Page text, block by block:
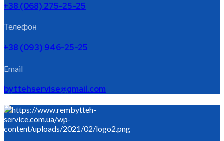
+38 (068) 275-25-25
Телефон
+38 (093) 946-25-25
Email
byttehservise@gmail.com